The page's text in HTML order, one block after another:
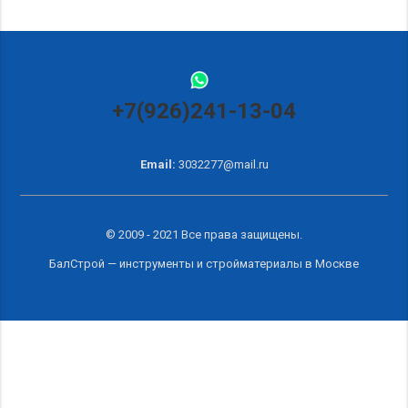
+7(926)241-13-04
Email: 3032277@mail.ru
© 2009 - 2021 Все права защищены.
БалСтрой — инструменты и стройматериалы в Москве